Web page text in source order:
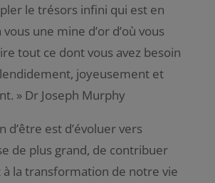
le trésors infini qui est en
une mine d’or d’où vous
tout ce dont vous avez besoin
joyeusement et
. » Dr Joseph Murphy
d’être est d’évoluer vers
de plus grand, de contribuer
la transformation de notre vie